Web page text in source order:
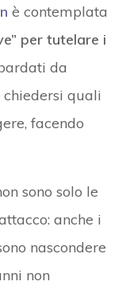
è contemplata
per tutelare i
da
quali
facendo
sono solo le
anche i
nascondere
non